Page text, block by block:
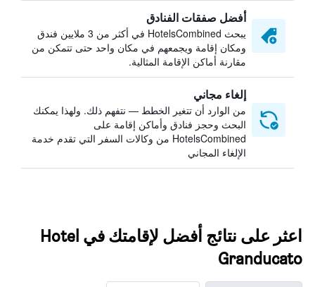
أفضل صفقات الفنادق
يبحث HotelsCombined في أكثر من 3 ملايين فندق
ومكان إقامة ويجمعهم في مكان واحد حتى تتمكن من
مقارنة أماكن الإقامة المثالية.
إلغاء مجاني
من الوارد أن تتغير الخطط — نتفهم ذلك. ولهذا يمكنك
البحث وحجز فنادق وأماكن إقامة على
HotelsCombined من وكالات السفر التي تقدم خدمة
الإلغاء المجاني
اعثر على نتائج أفضل لإقامتك في Hotel
Granducato